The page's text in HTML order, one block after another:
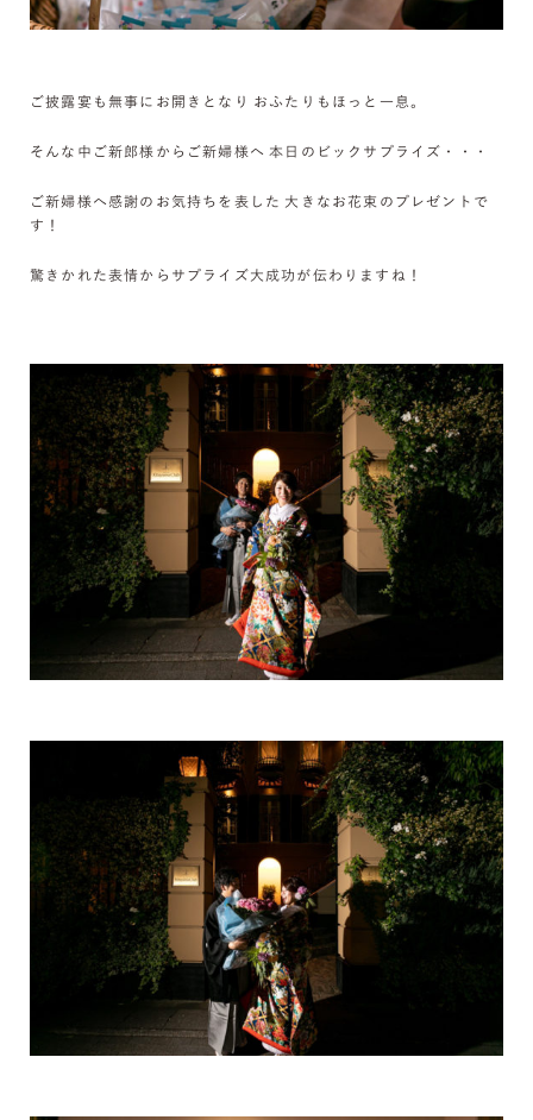
ご披露宴も無事にお開きとなり おふたりもほっと一息。
そんな中ご新郎様からご新婦様へ 本日のビックサプライズ・・・
ご新婦様へ感謝のお気持ちを表した 大きなお花束のプレゼントで
す！
驚きかれた表情からサプライズ大成功が伝わりますね！